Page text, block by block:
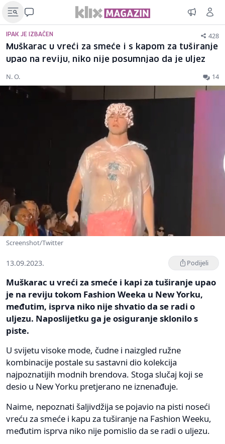
IPAK JE IZBAČEN 428
Muškarac u vreći za smeće i s kapom za tuširanje
upao na reviju, niko nije posumnjao da je uljez
N. O. 14
Screenshot/Twitter
13.09.2023. Podijeli
Muškarac u vreći za smeće i kapi za tuširanje upao
je na reviju tokom Fashion Weeka u New Yorku,
međutim, isprva niko nije shvatio da se radi o
uljezu. Naposlijetku ga je osiguranje sklonilo s
piste.
U svijetu visoke mode, čudne i naizgled ružne
kombinacije postale su sastavni dio kolekcija
najpoznatijih modnih brendova. Stoga slučaj koji se
desio u New Yorku pretjerano ne iznenađuje.
Naime, nepoznati šaljivdžija se pojavio na pisti noseći
vreću za smeće i kapu za tuširanje na Fashion Weeku,
međutim isprva niko nije pomislio da se radi o uljezu.